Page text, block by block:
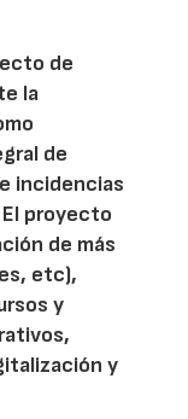
de
la
de
incidencias
proyecto
de más
etc),
y
y